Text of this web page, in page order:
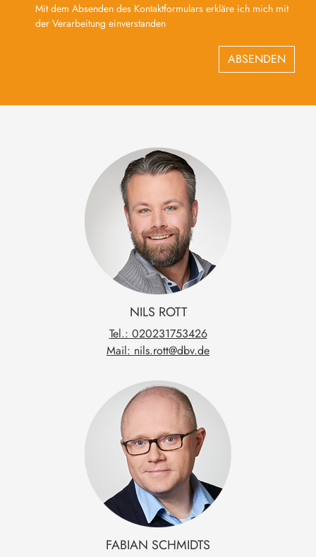
Mit dem Absenden des Kontaktformulars erkläre ich mich mit
der Verarbeitung einverstanden
ABSENDEN
NILS ROTT
Tel.: 020231753426
Mail: nils.rott@dbv.de
FABIAN SCHMIDTS